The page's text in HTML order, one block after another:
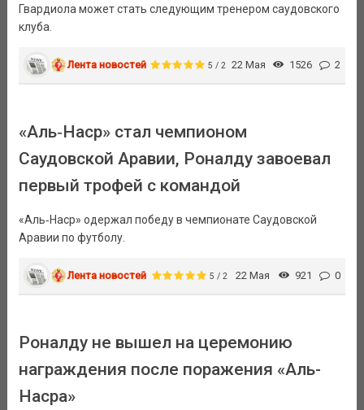
Гвардиола может стать следующим тренером саудовского
клуба.
Лента новостей 5 / 2 22 Мая 1526 2
«Аль‑Наср» стал чемпионом
Саудовской Аравии, Роналду завоевал
первый трофей с командой
«Аль‑Наср» одержал победу в чемпионате Саудовской
Аравии по футболу.
Лента новостей 5 / 2 22 Мая 921 0
Роналду не вышел на церемонию
награждения после поражения «Аль-
Насра»